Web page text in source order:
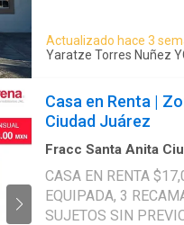
Cocina integral. ✔️ Área de lavandería. ✔️ Medio
completo y balcón. ✔️ 2 Recámara secundarias. ✔️ 1
Baño completo.
Actualizado hace 3
Yaratze Torres Nuñez
Casa en Renta |
Ciudad Juárez
Fracc Santa Anita
Agua
Cocina integral ·
natural·Jardín ·
CASA EN RENTA $17,0000 ZONA SENDERO
EQUIPADA, 3
SUJETOS SIN PREVIO AVISO